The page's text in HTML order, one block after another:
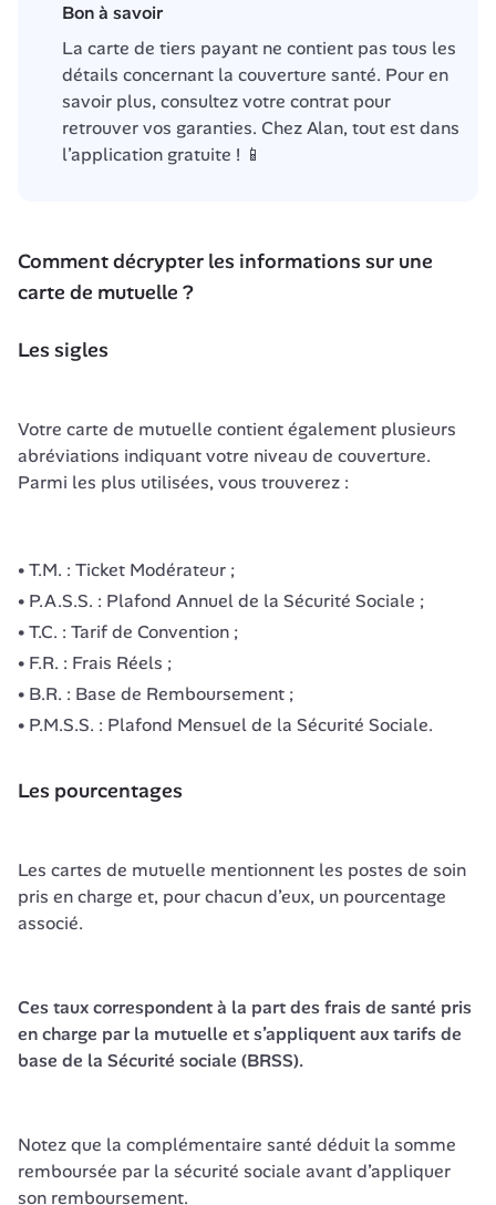
Bon à savoir
La carte de tiers payant ne contient pas tous les
détails concernant la couverture santé. Pour en
savoir plus, consultez votre contrat pour
retrouver vos garanties. Chez Alan, tout est dans
l’application gratuite ! 📱
Comment décrypter les informations sur une
carte de mutuelle ?
Les sigles
Votre carte de mutuelle contient également plusieurs
abréviations indiquant votre niveau de couverture.
Parmi les plus utilisées, vous trouverez :
T.M. : Ticket Modérateur ;
P.A.S.S. : Plafond Annuel de la Sécurité Sociale ;
T.C. : Tarif de Convention ;
F.R. : Frais Réels ;
B.R. : Base de Remboursement ;
P.M.S.S. : Plafond Mensuel de la Sécurité Sociale.
Les pourcentages
Les cartes de mutuelle mentionnent les postes de soin
pris en charge et, pour chacun d’eux, un pourcentage
associé.
Ces taux correspondent à la part des frais de santé pris
en charge par la mutuelle et s’appliquent aux tarifs de
base de la Sécurité sociale (BRSS).
Notez que la complémentaire santé déduit la somme
remboursée par la sécurité sociale avant d’appliquer
son remboursement.